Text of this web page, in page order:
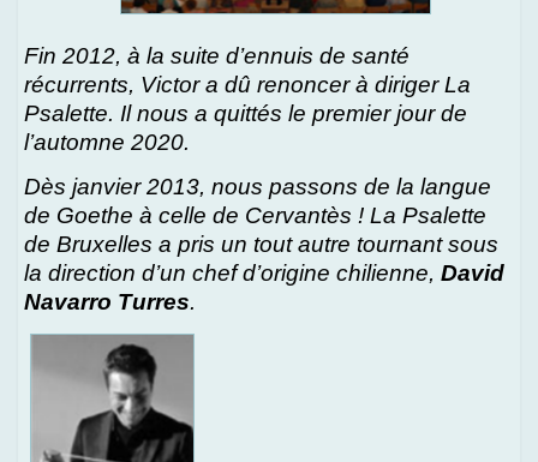
Fin 2012, à la suite d’ennuis de santé
récurrents, Victor a dû renoncer à diriger La
Psalette. Il nous a quittés le premier jour de
l’automne 2020.
Dès janvier 2013, nous passons de la langue
de Goethe à celle de Cervantès ! La Psalette
de Bruxelles a pris un tout autre tournant sous
la direction d’un chef d’origine chilienne,David
Navarro Turres.